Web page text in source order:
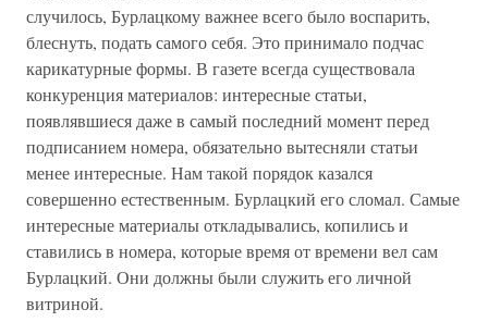
случилось, Бурлацкому важнее всего было воспарить,
блеснуть, подать самого себя. Это принимало подчас
карикатурные формы. В газете всегда существовала
конкуренция материалов: интересные статьи,
появлявшиеся даже в самый последний момент перед
подписанием номера, обязательно вытесняли статьи
менее интересные. Нам такой порядок казался
совершенно естественным. Бурлацкий его сломал. Самые
интересные материалы откладывались, копились и
ставились в номера, которые время от времени вел сам
Бурлацкий. Они должны были служить его личной
витриной.